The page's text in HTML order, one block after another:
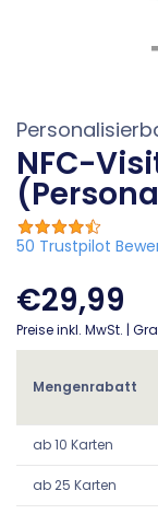
NFC-
50 Trustpilot
€29,99
Preise inkl. MwSt. |
Mengenrabatt
ab 10 Karten
ab 25 Karten